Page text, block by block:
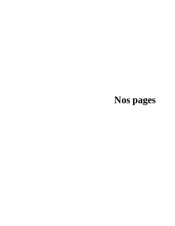
Nos pages